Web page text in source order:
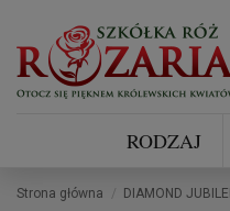
RODZAJ
Strona główna DIAMOND